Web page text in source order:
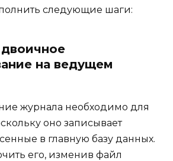
следующие шаги:
на ведущем
журнала необходимо для
оно записывает
в главную базу данных.
его, изменив файл